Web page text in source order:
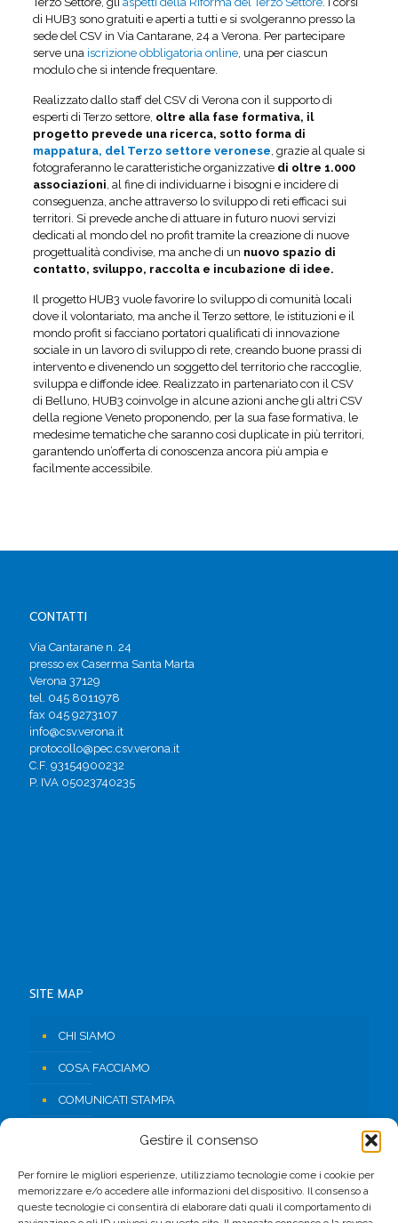
Gestire il consenso
Per fornire le migliori esperienze, utilizziamo tecnologie come i cookie per
memorizzare e/o accedere alle informazioni del dispositivo. Il consenso a
queste tecnologie ci consentirà di elaborare dati quali il comportamento di
di HUB3 sono gratuiti e aperti a tutti e si svolgeranno presso la
sede del CSV in Via Cantarane, 24 a Verona. Per partecipare
serve una iscrizione obbligatoria online, una per ciascun
modulo che si intende frequentare.
Realizzato dallo staff del CSV di Verona con il supporto di
esperti di Terzo settore, oltre alla fase formativa, il
progetto prevede una ricerca, sotto forma di
mappatura, del Terzo settore veronese, grazie al quale si
fotograferanno le caratteristiche organizzative di oltre 1.000
associazioni, al fine di individuarne i bisogni e incidere di
conseguenza, anche attraverso lo sviluppo di reti efficaci sui
territori. Si prevede anche di attuare in futuro nuovi servizi
dedicati al mondo del no profit tramite la creazione di nuove
progettualità condivise, ma anche di un nuovo spazio di
contatto, sviluppo, raccolta e incubazione di idee.
Il progetto HUB3 vuole favorire lo sviluppo di comunità locali
dove il volontariato, ma anche il Terzo settore, le istituzioni e il
mondo profit si facciano portatori qualificati di innovazione
sociale in un lavoro di sviluppo di rete, creando buone prassi di
intervento e divenendo un soggetto del territorio che raccoglie,
sviluppa e diffonde idee. Realizzato in partenariato con il CSV
di Belluno, HUB3 coinvolge in alcune azioni anche gli altri CSV
della regione Veneto proponendo, per la sua fase formativa, le
medesime tematiche che saranno così duplicate in più territori,
garantendo un’offerta di conoscenza ancora più ampia e
facilmente accessibile.
CONTATTI
Via Cantarane n. 24
presso ex Caserma Santa Marta
Verona 37129
tel. 045 8011978
fax 045 9273107
info@csv.verona.it
protocollo@pec.csv.verona.it
C.F. 93154900232
P. IVA 05023740235
SITE MAP
CHI SIAMO
COSA FACCIAMO
COMUNICATI STAMPA
AREA RISERVATA